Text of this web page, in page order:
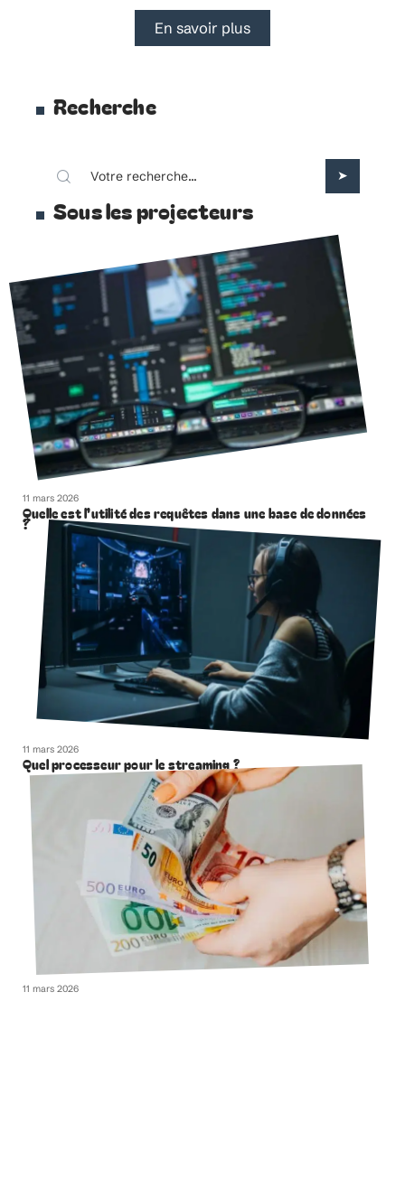
En savoir plus
Recherche
Sous les projecteurs
11 mars 2026
Quelle est l’utilité des requêtes dans une base de données
?
11 mars 2026
Quel processeur pour le streaming ?
11 mars 2026